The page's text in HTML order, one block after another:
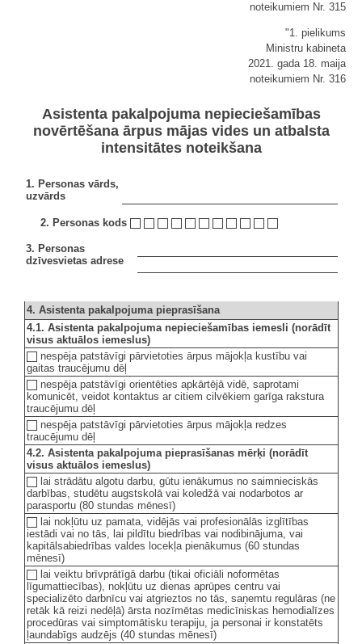
noteikumiem Nr. 315
"1. pielikums
Ministru kabineta
2021. gada 18. maija
noteikumiem Nr. 316
Asistenta pakalpojuma nepieciešamības
novērtēšana ārpus mājas vides un atbalsta
intensitātes noteikšana
1. Personas vārds,
uzvārds
2. Personas kods
3. Personas
dzīvesvietas adrese
4. Asistenta pakalpojuma pieprasīšana
4.1. Asistenta pakalpojuma nepieciešamības iemesli (norādīt
visus aktuālos iemeslus)
nespēja patstāvīgi pārvietoties ārpus mājokļa kustību vai
gaitas traucējumu dēļ
nespēja patstāvīgi orientēties apkārtējā vidē, saprotami
komunicēt, veidot kontaktus ar citiem cilvēkiem garīga rakstura
traucējumu dēļ
nespēja patstāvīgi pārvietoties ārpus mājokļa redzes
traucējumu dēļ
4.2. Asistenta pakalpojuma pieprasīšanas mērķi (norādīt
visus aktuālos iemeslus)
lai strādātu algotu darbu, gūtu ienākumus no saimnieciskās
darbības, studētu augstskolā vai koledžā vai nodarbotos ar
parasportu (80 stundas mēnesī)
lai nokļūtu uz pamata, vidējās vai profesionālās izglītības
iestādi vai no tās, lai pildītu biedrības vai nodibinājuma, vai
kapitālsabiedrības valdes locekļa pienākumus (60 stundas
mēnesī)
lai veiktu brīvprātīgā darbu (tikai oficiāli noformētas
līgumattiecības), nokļūtu uz dienas aprūpes centru vai
specializēto darbnīcu vai atgrieztos no tās, saņemtu regulāras (ne
retāk kā reizi nedēļā) ārsta nozīmētas medicīniskas hemodialīzes
procedūras vai simptomātisku terapiju, ja personai ir konstatēts
ļaundabīgs audzējs (40 stundas mēnesī)